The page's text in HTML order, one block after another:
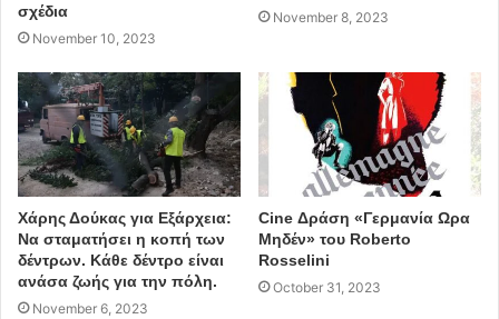
σχέδια
November 10, 2023
November 8, 2023
Χάρης Δούκας για Εξάρχεια:
Να σταματήσει η κοπή των
δέντρων. Κάθε δέντρο είναι
ανάσα ζωής για την πόλη.
November 6, 2023
Cine Δράση «Γερμανία Ωρα
Μηδέν» του Roberto
Rosselini
October 31, 2023